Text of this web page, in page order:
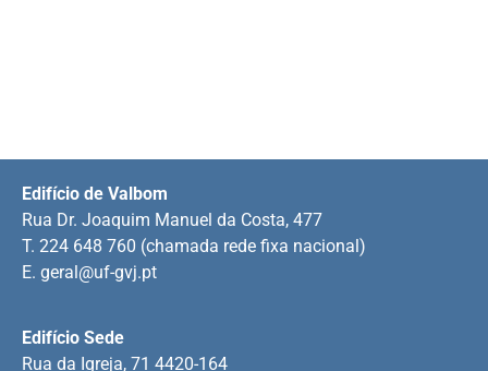
Edifício Sede
Rua da Igreja, 71 4420-164
Edifício de Valbom
Rua Dr. Joaquim Manuel da Costa, 477
T. 224 648 760 (chamada rede fixa nacional)
E. geral@uf-gvj.pt